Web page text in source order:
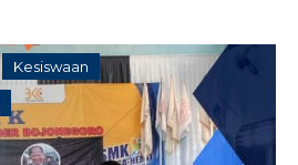
Kesiswaan